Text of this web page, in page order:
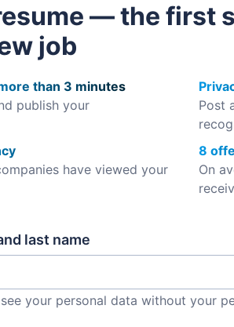
— the first
job
than 3 minutes
publish your
Post
have viewed your
8
On
last name
your personal data without your